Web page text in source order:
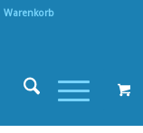
Warenkorb